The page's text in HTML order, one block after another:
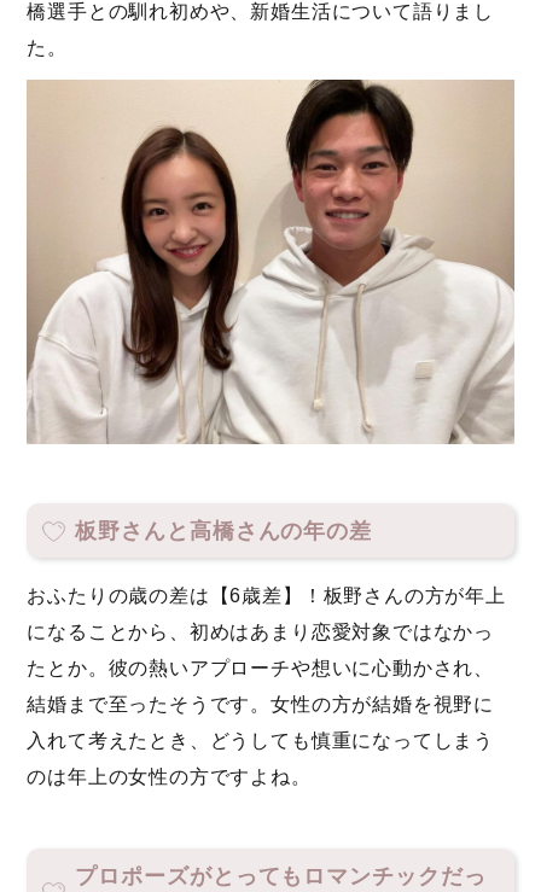
橋選手との馴れ初めや、新婚生活について語りまし
た。
板野さんと高橋さんの年の差
おふたりの歳の差は【6歳差】！板野さんの方が年上
になることから、初めはあまり恋愛対象ではなかっ
たとか。彼の熱いアプローチや想いに心動かされ、
結婚まで至ったそうです。女性の方が結婚を視野に
入れて考えたとき、どうしても慎重になってしまう
のは年上の女性の方ですよね。
プロポーズがとってもロマンチックだっ